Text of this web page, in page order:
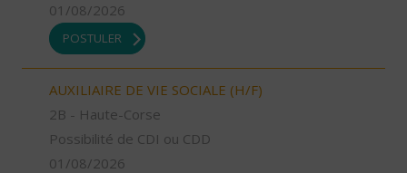
01/08/2026
POSTULER
AUXILIAIRE DE VIE SOCIALE (H/F)
2B - Haute-Corse
Possibilité de CDI ou CDD
01/08/2026